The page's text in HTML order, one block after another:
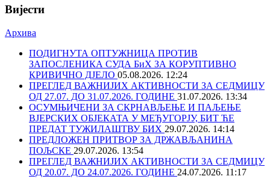
Вијести
Архива
ПОДИГНУТА ОПТУЖНИЦА ПРОТИВ
ЗАПОСЛЕНИКА СУДА БиХ ЗА КОРУПТИВНО
КРИВИЧНО ДЈЕЛО 05.08.2026. 12:24
ПРЕГЛЕД ВАЖНИЈИХ АКТИВНОСТИ ЗА СЕДМИЦУ
ОД 27.07. ДО 31.07.2026. ГОДИНЕ 31.07.2026. 13:34
ОСУМЊИЧЕНИ ЗА СКРНАВЉЕЊЕ И ПАЉЕЊЕ
ВЈЕРСКИХ ОБЈЕКАТА У МЕЂУГОРЈУ, БИТ ЋЕ
ПРЕДАТ ТУЖИЛАШТВУ БИХ 29.07.2026. 14:14
ПРЕДЛОЖЕН ПРИТВОР ЗА ДРЖАВЉАНИНА
ПОЉСКЕ 29.07.2026. 13:54
ПРЕГЛЕД ВАЖНИЈИХ АКТИВНОСТИ ЗА СЕДМИЦУ
ОД 20.07. ДО 24.07.2026. ГОДИНЕ 24.07.2026. 11:17